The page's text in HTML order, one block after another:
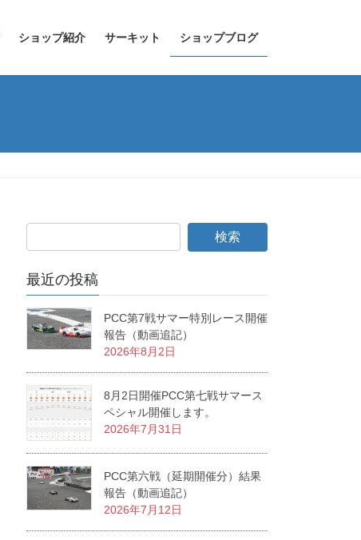
ショップ紹介 サーキット ショップブログ
最近の投稿
PCC第7戦サマー特別レース開催
報告（動画追記）
2026年8月2日
8月2日開催PCC第七戦サマース
ペシャル開催します。
2026年7月31日
PCC第六戦（延期開催分）結果
報告（動画追記）
2026年7月12日